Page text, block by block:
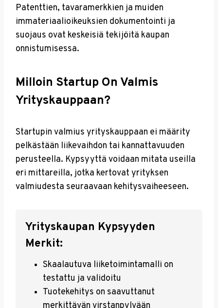
Patenttien, tavaramerkkien ja muiden
immateriaalioikeuksien dokumentointi ja
suojaus ovat keskeisiä tekijöitä kaupan
onnistumisessa.
Milloin Startup On Valmis
Yrityskauppaan?
Startupin valmius yrityskauppaan ei määrity
pelkästään liikevaihdon tai kannattavuuden
perusteella. Kypsyyttä voidaan mitata useilla
eri mittareilla, jotka kertovat yrityksen
valmiudesta seuraavaan kehitysvaiheeseen.
Yrityskaupan Kypsyyden
Merkit:
Skaalautuva liiketoimintamalli on
testattu ja validoitu
Tuotekehitys on saavuttanut
merkittävän virstanpylvään